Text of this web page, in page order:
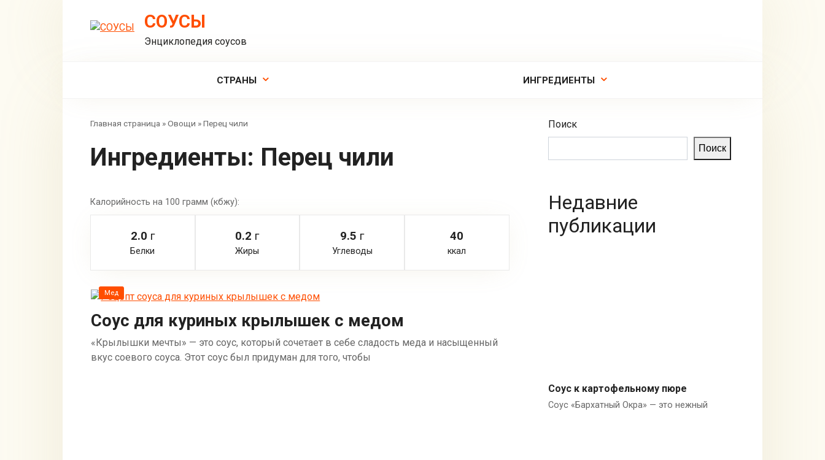
СОУСЫ
Энциклопедия соусов
СТРАНЫ ИНГРЕДИЕНТЫ
Главная страница »Овощи »Перец чили
Ингредиенты: Перец чили
Калорийность на 100 грамм (кбжу):
2.0 г
Белки
0.2 г
Жиры
9.5 г
Углеводы
40
ккал
Мед
Соус для куриных крылышек с медом
«Крылышки мечты» — это соус, который сочетает в себе сладость меда и насыщенный
вкус соевого соуса. Этот соус был придуман для того, чтобы
Поиск
Поиск
Недавние
публикации
Окра
Соус к картофельному пюре
Соус «Бархатный Окра» — это нежный